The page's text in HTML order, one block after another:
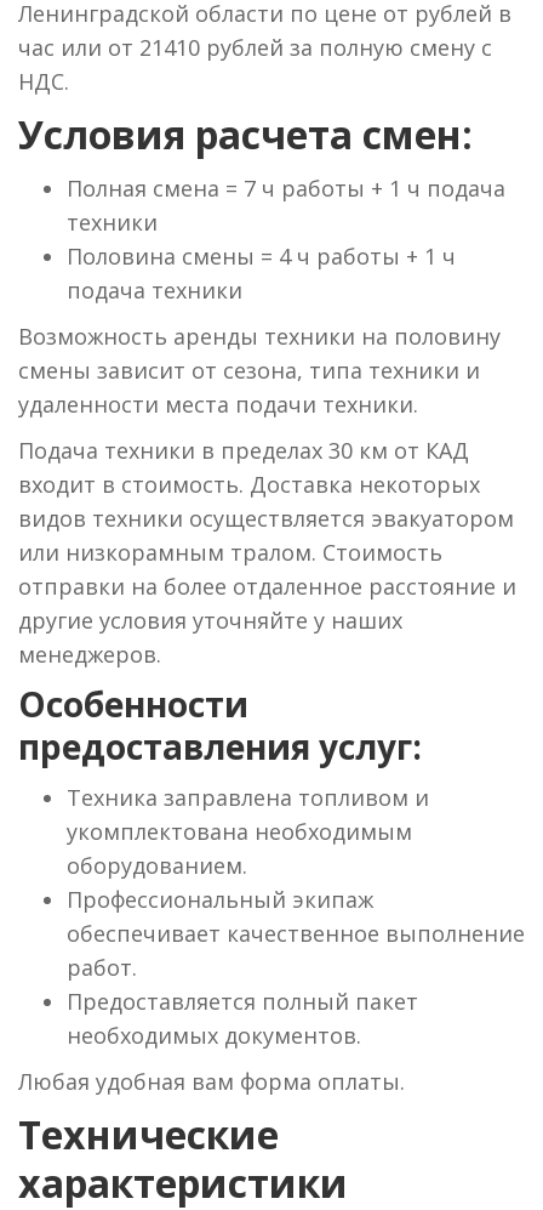
Ленинградской области по цене от рублей в
час или от 21410 рублей за полную смену с
НДС.
Условия расчета смен:
Полная смена = 7 ч работы + 1 ч подача
техники
Половина смены = 4 ч работы + 1 ч
подача техники
Возможность аренды техники на половину
смены зависит от сезона, типа техники и
удаленности места подачи техники.
Подача техники в пределах 30 км от КАД
входит в стоимость. Доставка некоторых
видов техники осуществляется эвакуатором
или низкорамным тралом. Стоимость
отправки на более отдаленное расстояние и
другие условия уточняйте у наших
менеджеров.
Особенности
предоставления услуг:
Техника заправлена топливом и
укомплектована необходимым
оборудованием.
Профессиональный экипаж
обеспечивает качественное выполнение
работ.
Предоставляется полный пакет
необходимых документов.
Любая удобная вам форма оплаты.
Технические
характеристики